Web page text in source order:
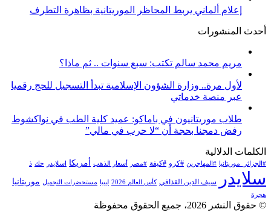
إعلام ألماني يربط المحاظر الموريتانية بظاهرة التطرف
أحدث المنشورات
مريم محمد سالم تكتب: سبع سنوات .. ثم ماذا؟
لأول مرة.. وزارة الشؤون الإسلامية تبدأ التسجيل للحج رقميا
عبر منصة خدماتي
طلاب موريتانيون في باماكو: عميد كلية الطب في نواكشوط
رفض دمجنا بحجة أن “لا حرب في مالي”
الكلمات الدلالية
#الجزائر_موريتانيا #المهاجرين #كرو #كيفة #مصر أسعار الذهب أمريكا اسلايدر حك ذ
سلايدر سيف الدين القذافي كأس العالم 2026 ليبيا مستحضرات التجميل موريتانيا
هجرة
© حقوق النشر 2026، جميع الحقوق محفوظة